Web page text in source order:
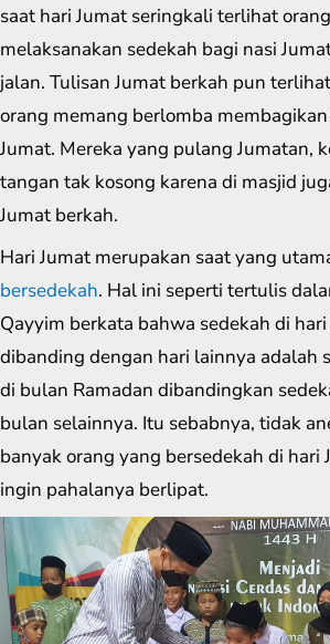
saat hari Jumat seringkali terlihat
melaksanakan sedekah bagi nasi
jalan. Tulisan Jumat berkah pun
orang memang berlomba
Jumat. Mereka yang pulang Jumatan,
tangan tak kosong karena di masjid
Jumat berkah.
Hari Jumat merupakan saat yang
bersedekah. Hal ini seperti tertulis
Qayyim berkata bahwa sedekah di
dibanding dengan hari lainnya adalah
di bulan Ramadan dibandingkan
bulan selainnya. Itu sebabnya, tidak
banyak orang yang bersedekah di hari
ingin pahalanya berlipat.